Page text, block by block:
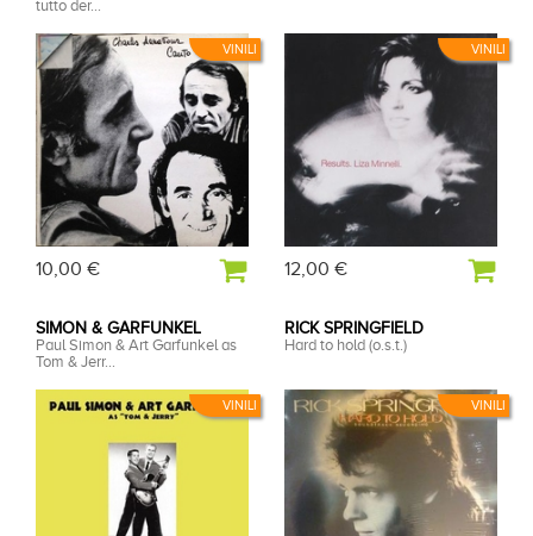
VINILI
tutto der...
10,00 €
VINILI
12,00 €
VINILI
SIMON & GARFUNKEL
Paul Simon & Art Garfunkel as
Tom & Jerr...
VINILI
RICK SPRINGFIELD
Hard to hold (o.s.t.)